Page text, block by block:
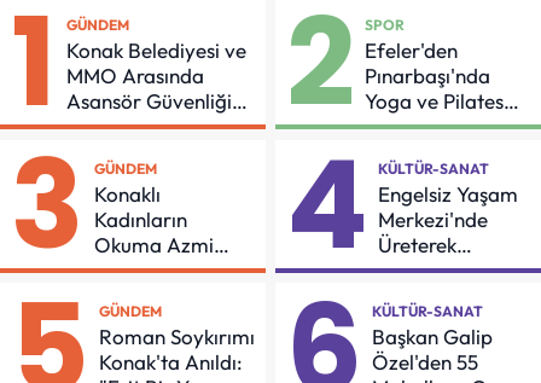
1 GÜNDEM
Konak Belediyesi ve
MMO Arasında
Asansör Güvenliği
İçin Önemli Protokol
2 SPOR
Efeler'den
Pınarbaşı'nda
Yoga ve Pilates
Buluşması
3 GÜNDEM
Konaklı
Kadınların
Okuma Azmi
Örnek Oldu
4 KÜLTÜR-SANAT
Engelsiz Yaşam
Merkezi'nde
Üreterek
Güçleniyorlar
GÜNDEM
Roman Soykırımı
Konak'ta Anıldı:
KÜLTÜR-SANAT
Başkan Galip
Özel'den 55